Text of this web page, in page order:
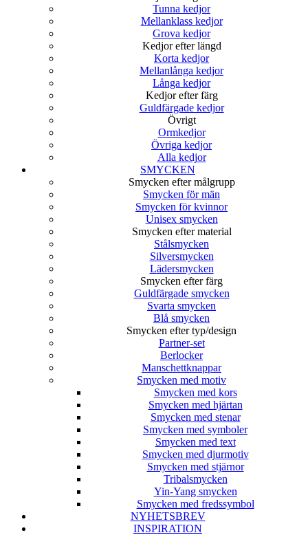
Tunna kedjor
Mellanklass kedjor
Grova kedjor
Kedjor efter längd
Korta kedjor
Mellanlånga kedjor
Långa kedjor
Kedjor efter färg
Guldfärgade kedjor
Övrigt
Ormkedjor
Övriga kedjor
Alla kedjor
SMYCKEN
Smycken efter målgrupp
Smycken för män
Smycken för kvinnor
Unisex smycken
Smycken efter material
Stålsmycken
Silversmycken
Lädersmycken
Smycken efter färg
Guldfärgade smycken
Svarta smycken
Blå smycken
Smycken efter typ/design
Partner-set
Berlocker
Manschettknappar
Smycken med motiv
Smycken med kors
Smycken med hjärtan
Smycken med stenar
Smycken med symboler
Smycken med text
Smycken med djurmotiv
Smycken med stjärnor
Tribalsmycken
Yin-Yang smycken
Smycken med fredssymbol
NYHETSBREV
INSPIRATION